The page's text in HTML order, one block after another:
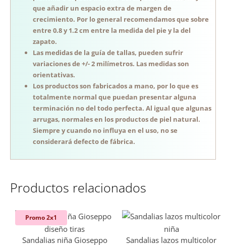
que añadir un espacio extra de margen de
crecimiento. Por lo general recomendamos que sobre
entre 0.8 y 1.2 cm entre la medida del pie y la del
zapato.
Las medidas de la guía de tallas, pueden sufrir
variaciones de +/- 2 milímetros. Las medidas son
orientativas.
Los productos son fabricados a mano, por lo que es
totalmente normal que puedan presentar alguna
terminación no del todo perfecta. Al igual que algunas
arrugas, normales en los productos de piel natural.
Siempre y cuando no influya en el uso, no se
considerará defecto de fábrica.
Productos relacionados
Promo 2x1
Sandalias niña Gioseppo
Sandalias lazos multicolor